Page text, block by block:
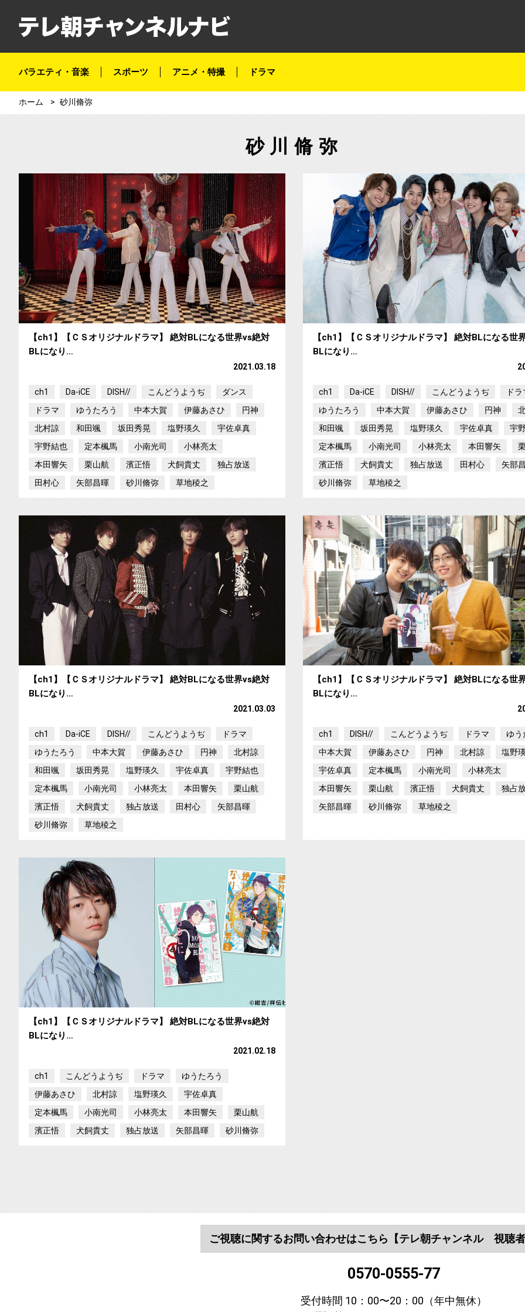
バラエティ・音楽 スポーツ アニメ・特撮 ドラマ
ホーム 砂川脩弥
砂川脩弥
【ch1】【ＣＳオリジナルドラマ】 絶対BLにな
【ch1】【ＣＳオリジナルドラマ】 絶対BLになる世界vs絶対
BLになり…
2021.03.18
ch1 Da-iCE DISH// こんどうようぢ
ダンス
ドラマ
ゆうたろう 中本大賀 伊藤あさひ
円神
北村諒
和田颯 坂田秀晃 塩野瑛久
宇佐卓真
宇野結也
定本楓馬 小南光司
小林亮太
本田響矢
栗山航 濱正悟 犬飼貴丈
独占放送
田村心
矢部昌暉 砂川脩弥 草地稜之
【ch1】【ＣＳオリジナルドラマ】 絶対BLになる世
BLになり…
ch1 Da-iCE DISH// こんどうようぢ
ドラ
ゆうたろう
中本大賀 伊藤あさひ 円神
和田颯
坂田秀晃 塩野瑛久 宇佐卓真
宇
定本楓馬
小南光司 小林亮太 本田響矢
濱正悟
犬飼貴丈 独占放送 田村心
矢部
砂川脩弥
草地稜之
【ch1】【ＣＳオリジナルドラマ】 絶対BLにな
【ch1】【ＣＳオリジナルドラマ】 絶対BLになる世界vs絶対
BLになり…
2021.03.03
ch1 Da-iCE DISH// こんどうようぢ
ドラマ
ゆうたろう
中本大賀 伊藤あさひ 円神
北村諒
和田颯
坂田秀晃 塩野瑛久 宇佐卓真
宇野結也
定本楓馬
小南光司 小林亮太 本田響矢
栗山航
濱正悟
犬飼貴丈 独占放送 田村心
矢部昌暉
砂川脩弥
草地稜之
【ch1】【ＣＳオリジナルドラマ】 絶対BLになる世
BLになり…
ch1 DISH// こんどうようぢ ドラマ
ゆう
中本大賀
伊藤あさひ 円神 北村諒
塩野
宇佐卓真
定本楓馬 小南光司
小林亮太
本田響矢
栗山航 濱正悟 犬飼貴丈
独占
矢部昌暉
砂川脩弥 草地稜之
【ch1】【ＣＳオリジナルドラマ】 絶対BLにな
【ch1】【ＣＳオリジナルドラマ】 絶対BLになる世界vs絶対
BLになり…
2021.02.18
ch1 こんどうようぢ ドラマ
ゆうたろう
伊藤あさひ
北村諒 塩野瑛久
宇佐卓真
定本楓馬
小南光司 小林亮太 本田響矢
栗山航
濱正悟
犬飼貴丈 独占放送 矢部昌暉 砂川脩弥
ご視聴に関するお問い合わせはこちら 【テレ朝チャンネル 視聴者
0570-0555-77
受付時間 10：00〜20：00（年中無休）